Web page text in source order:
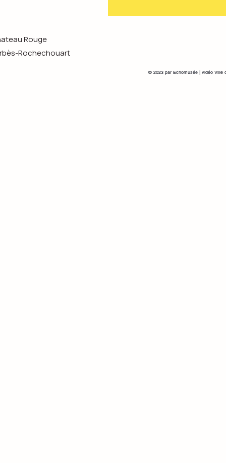
© 2023 par Echomusée | vidéo Ville
Rouge
Rochechouart